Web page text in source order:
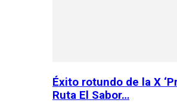
Éxito rotundo de la X
Ruta El Sabor…